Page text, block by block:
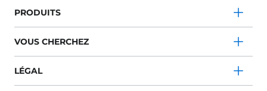
PRODUITS
VOUS CHERCHEZ
LÉGAL